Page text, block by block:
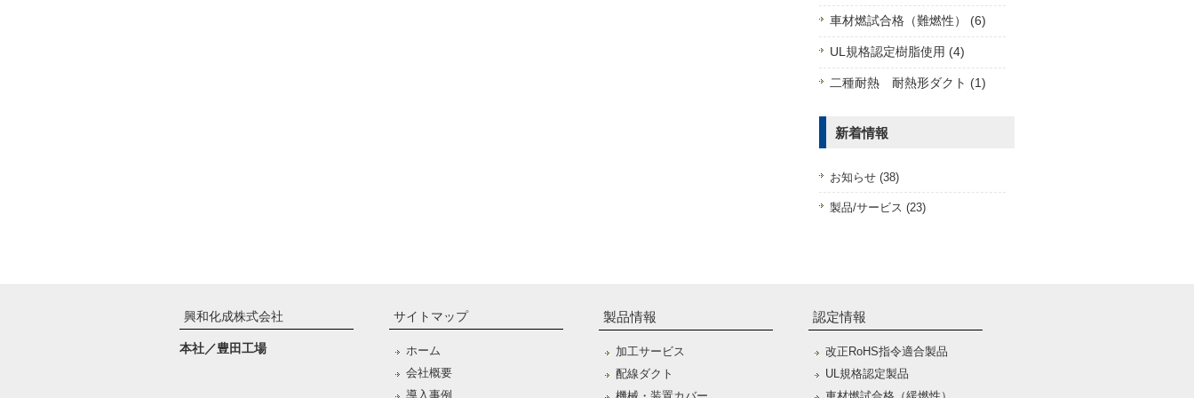
車材燃試合格（難燃性） (6)
UL規格認定樹脂使用 (4)
二種耐熱 耐熱形ダクト (1)
新着情報
お知らせ (38)
製品/サービス (23)
興和化成株式会社
本社／豊田工場
サイトマップ
ホーム
会社概要
導入事例
製品情報
加工サービス
配線ダクト
認定情報
改正RoHS指令適合製品
UL規格認定製品